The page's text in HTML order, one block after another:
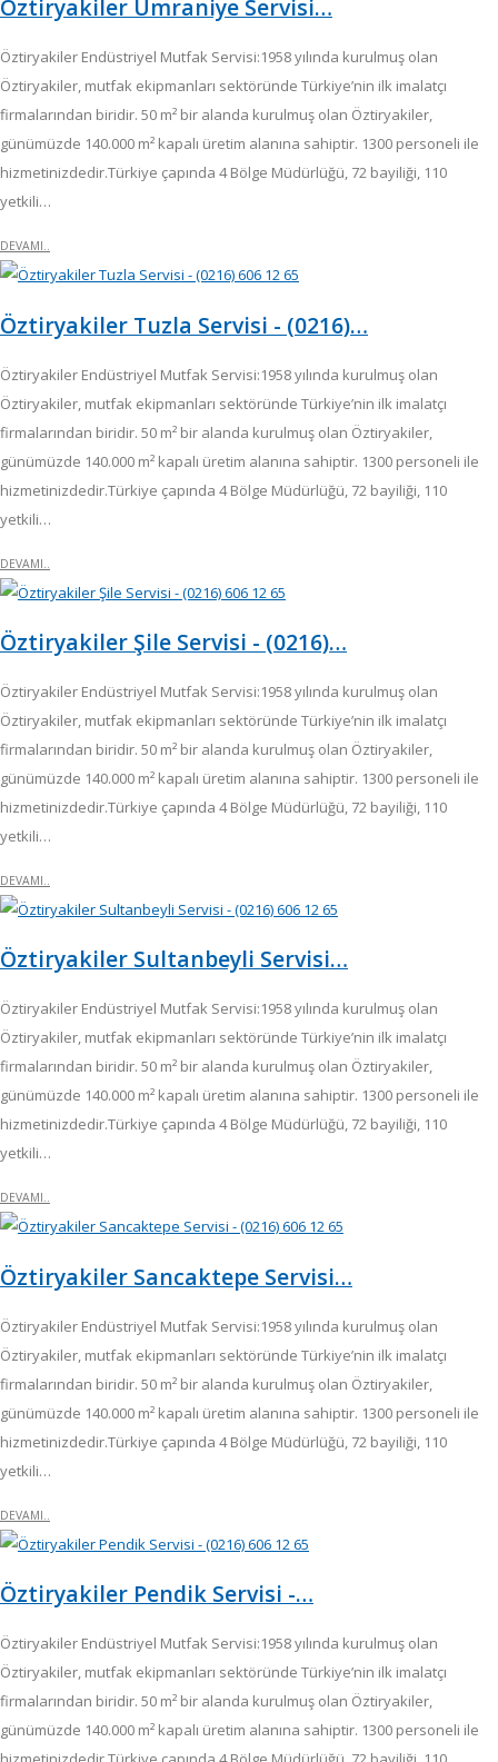
Öztiryakiler Ümraniye Servisi…
Öztiryakiler Endüstriyel Mutfak Servisi:1958 yılında kurulmuş olan
Öztiryakiler, mutfak ekipmanları sektöründe Türkiye’nin ilk imalatçı
firmalarından biridir. 50 m² bir alanda kurulmuş olan Öztiryakiler,
günümüzde 140.000 m² kapalı üretim alanına sahiptir. 1300 personeli ile
hizmetinizdedir.Türkiye çapında 4 Bölge Müdürlüğü, 72 bayiliği, 110
yetkili…
DEVAMI..
Öztiryakiler Tuzla Servisi - (0216)…
Öztiryakiler Endüstriyel Mutfak Servisi:1958 yılında kurulmuş olan
Öztiryakiler, mutfak ekipmanları sektöründe Türkiye’nin ilk imalatçı
firmalarından biridir. 50 m² bir alanda kurulmuş olan Öztiryakiler,
günümüzde 140.000 m² kapalı üretim alanına sahiptir. 1300 personeli ile
hizmetinizdedir.Türkiye çapında 4 Bölge Müdürlüğü, 72 bayiliği, 110
yetkili…
DEVAMI..
Öztiryakiler Şile Servisi - (0216)…
Öztiryakiler Endüstriyel Mutfak Servisi:1958 yılında kurulmuş olan
Öztiryakiler, mutfak ekipmanları sektöründe Türkiye’nin ilk imalatçı
firmalarından biridir. 50 m² bir alanda kurulmuş olan Öztiryakiler,
günümüzde 140.000 m² kapalı üretim alanına sahiptir. 1300 personeli ile
hizmetinizdedir.Türkiye çapında 4 Bölge Müdürlüğü, 72 bayiliği, 110
yetkili…
DEVAMI..
Öztiryakiler Sultanbeyli Servisi…
Öztiryakiler Endüstriyel Mutfak Servisi:1958 yılında kurulmuş olan
Öztiryakiler, mutfak ekipmanları sektöründe Türkiye’nin ilk imalatçı
firmalarından biridir. 50 m² bir alanda kurulmuş olan Öztiryakiler,
günümüzde 140.000 m² kapalı üretim alanına sahiptir. 1300 personeli ile
hizmetinizdedir.Türkiye çapında 4 Bölge Müdürlüğü, 72 bayiliği, 110
yetkili…
DEVAMI..
Öztiryakiler Sancaktepe Servisi…
Öztiryakiler Endüstriyel Mutfak Servisi:1958 yılında kurulmuş olan
Öztiryakiler, mutfak ekipmanları sektöründe Türkiye’nin ilk imalatçı
firmalarından biridir. 50 m² bir alanda kurulmuş olan Öztiryakiler,
günümüzde 140.000 m² kapalı üretim alanına sahiptir. 1300 personeli ile
hizmetinizdedir.Türkiye çapında 4 Bölge Müdürlüğü, 72 bayiliği, 110
yetkili…
DEVAMI..
Öztiryakiler Pendik Servisi -…
Öztiryakiler Endüstriyel Mutfak Servisi:1958 yılında kurulmuş olan
Öztiryakiler, mutfak ekipmanları sektöründe Türkiye’nin ilk imalatçı
firmalarından biridir. 50 m² bir alanda kurulmuş olan Öztiryakiler,
günümüzde 140.000 m² kapalı üretim alanına sahiptir. 1300 personeli ile